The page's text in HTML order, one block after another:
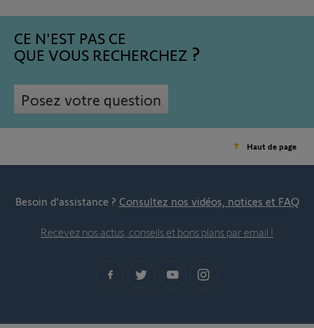
CE N'EST PAS CE
QUE VOUS RECHERCHEZ
Posez votre question
Haut de page
Besoin d’assistance ? Consultez nos vidéos, notices et FAQ
Recevez nos actus, conseils et bons plans par email !